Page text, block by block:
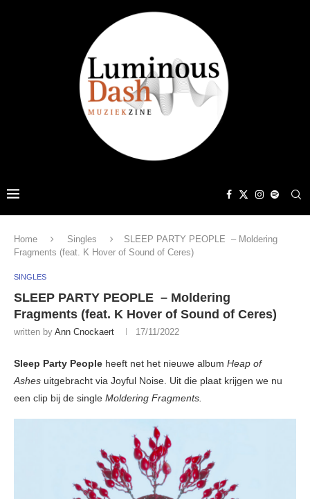
Home Singles
SLEEP PARTY PEOPLE – Moldering
Fragments (feat. K Hover of Sound of Ceres)
SINGLES
SLEEP PARTY PEOPLE – Moldering
Fragments (feat. K Hover of Sound of Ceres)
written by Ann Cnockaert 17/11/2022
Sleep Party People heeft net het nieuwe album Heap of
Ashes uitgebracht via Joyful Noise. Uit die plaat krijgen we nu
een clip bij de single Moldering Fragments.